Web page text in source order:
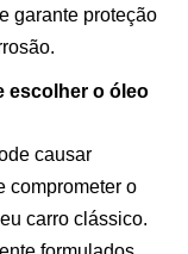
garante proteção
escolher o óleo
causar
comprometer o
carro clássico.